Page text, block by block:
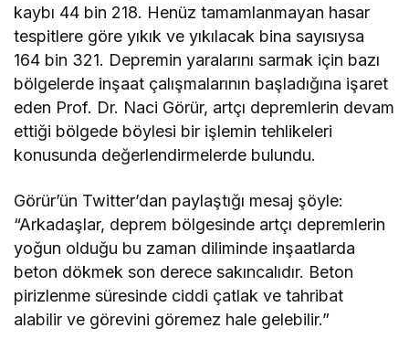
kaybı 44 bin 218. Henüz tamamlanmayan hasar
tespitlere göre yıkık ve yıkılacak bina sayısıysa
164 bin 321. Depremin yaralarını sarmak için bazı
bölgelerde inşaat çalışmalarının başladığına işaret
eden Prof. Dr. Naci Görür, artçı depremlerin devam
ettiği bölgede böylesi bir işlemin tehlikeleri
konusunda değerlendirmelerde bulundu.
Görür’ün Twitter’dan paylaştığı mesaj şöyle:
“Arkadaşlar, deprem bölgesinde artçı depremlerin
yoğun olduğu bu zaman diliminde inşaatlarda
beton dökmek son derece sakıncalıdır. Beton
pirizlenme süresinde ciddi çatlak ve tahribat
alabilir ve görevini göremez hale gelebilir.”